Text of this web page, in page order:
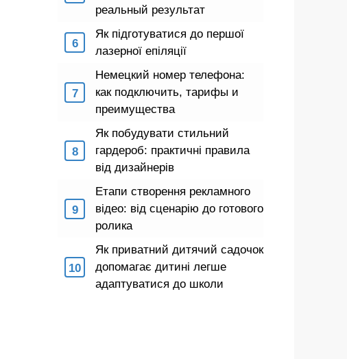
реальный результат
Як підготуватися до першої
лазерної епіляції
Немецкий номер телефона:
как подключить, тарифы и
преимущества
Як побудувати стильний
гардероб: практичні правила
від дизайнерів
Етапи створення рекламного
відео: від сценарію до готового
ролика
Як приватний дитячий садочок
допомагає дитині легше
адаптуватися до школи